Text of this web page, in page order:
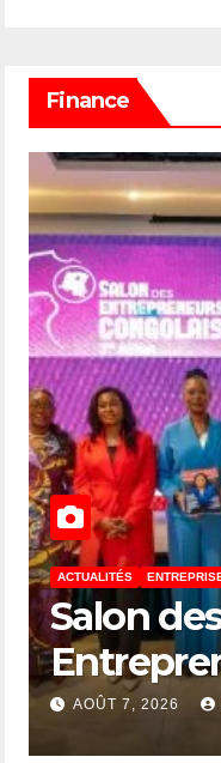
Finance
ACTUALITÉS
Salon
Congolais
DG de
AOÛT 7, 2026